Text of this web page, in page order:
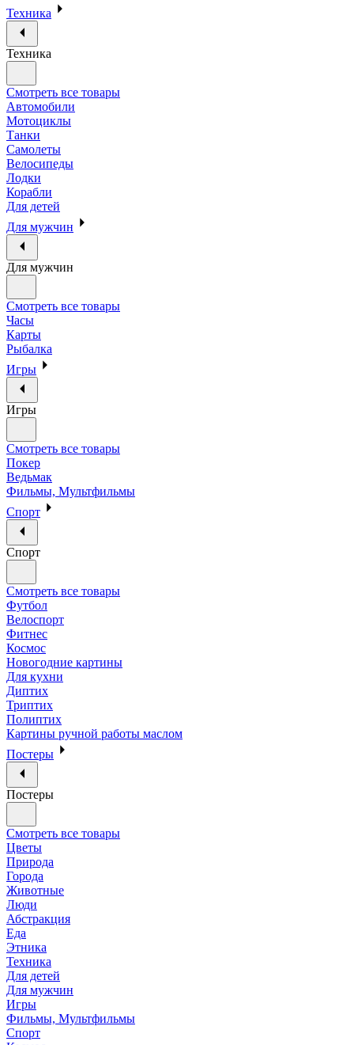
Техника
Техника
Смотреть все товары
Автомобили
Мотоциклы
Танки
Самолеты
Велосипеды
Лодки
Корабли
Для детей
Для мужчин
Для мужчин
Смотреть все товары
Часы
Карты
Рыбалка
Игры
Игры
Смотреть все товары
Покер
Ведьмак
Фильмы, Мультфильмы
Спорт
Спорт
Смотреть все товары
Футбол
Велоспорт
Фитнес
Космос
Новогодние картины
Для кухни
Диптих
Триптих
Полиптих
Картины ручной работы маслом
Постеры
Постеры
Смотреть все товары
Цветы
Природа
Города
Животные
Люди
Абстракция
Еда
Этника
Техника
Для детей
Для мужчин
Игры
Фильмы, Мультфильмы
Спорт